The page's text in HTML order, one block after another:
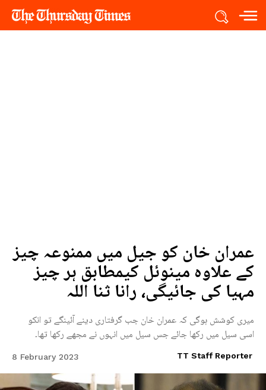
عمران خان کو جیل میں ممنوعہ چیز
کے علاوہ مینوئل کیمطابق ہر چیز
مہیا کی جائیگی، رانا ثنا اللہ
میری کوشش ہوگی کہ عمران خان جب گرفتاری دینے آئینگے تو انکو
اسی سیل میں رکھا جائے جس سیل میں انہوں نے مجھے رکھا تھا۔
TT Staff Reporter
8 February 2023